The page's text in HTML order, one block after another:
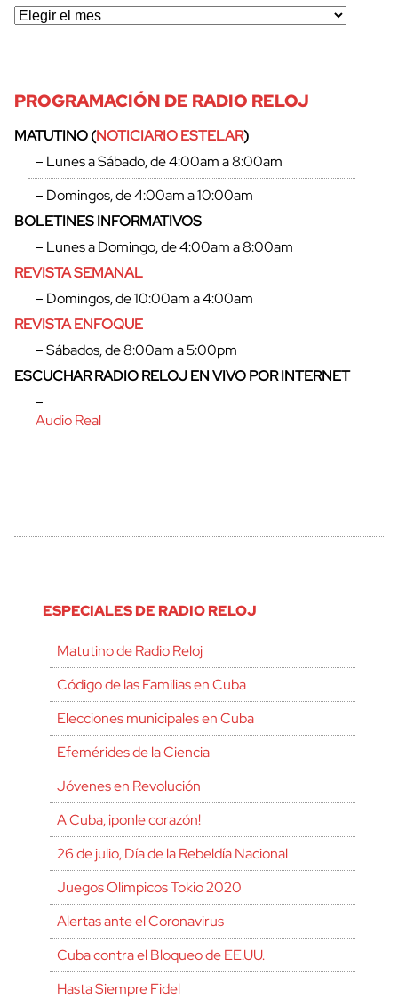
cerrar
PROGRAMACIÓN DE RADIO RELOJ
MATUTINO (NOTICIARIO ESTELAR)
– Lunes a Sábado, de 4:00am a 8:00am
– Domingos, de 4:00am a 10:00am
BOLETINES INFORMATIVOS
– Lunes a Domingo, de 4:00am a 8:00am
REVISTA SEMANAL
– Domingos, de 10:00am a 4:00am
REVISTA ENFOQUE
– Sábados, de 8:00am a 5:00pm
ESCUCHAR RADIO RELOJ EN VIVO POR INTERNET
–
Audio Real
ESPECIALES DE RADIO RELOJ
Matutino de Radio Reloj
Código de las Familias en Cuba
Elecciones municipales en Cuba
Efemérides de la Ciencia
Jóvenes en Revolución
A Cuba, ¡ponle corazón!
26 de julio, Día de la Rebeldía Nacional
Juegos Olímpicos Tokio 2020
Alertas ante el Coronavirus
Cuba contra el Bloqueo de EE.UU.
Hasta Siempre Fidel